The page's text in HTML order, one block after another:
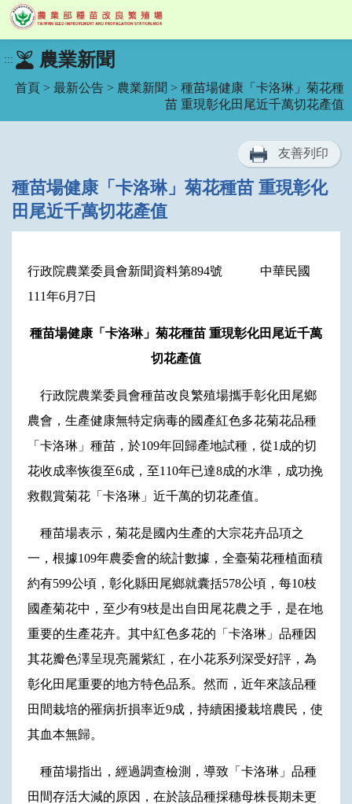
到
::: 農業新聞
首頁 > 最新公告 > 農業新聞 > 種苗場健康「卡洛琳」菊花種
苗 重現彰化田尾近千萬切花產值
友善列印
種苗場健康「卡洛琳」菊花種苗 重現彰化
田尾近千萬切花產值
行政院農業委員會新聞資料第894號 中華民國
111年6月7日
種苗場健康「卡洛琳」菊花種苗 重現彰化田尾近千萬
切花產值
行政院農業委員會種苗改良繁殖場攜手彰化田尾鄉
農會，生產健康無特定病毒的國產紅色多花菊花品種
「卡洛琳」種苗，於109年回歸產地試種，從1成的切
花收成率恢復至6成，至110年已達8成的水準，成功挽
救觀賞菊花「卡洛琳」近千萬的切花產值。
種苗場表示，菊花是國內生產的大宗花卉品項之
一，根據109年農委會的統計數據，全臺菊花種植面積
約有599公頃，彰化縣田尾鄉就囊括578公頃，每10枝
國產菊花中，至少有9枝是出自田尾花農之手，是在地
重要的生產花卉。其中紅色多花的「卡洛琳」品種因
其花瓣色澤呈現亮麗紫紅，在小花系列深受好評，為
彰化田尾重要的地方特色品系。然而，近年來該品種
田間栽培的罹病折損率近9成，持續困擾栽培農民，使
其血本無歸。
種苗場指出，經過調查檢測，導致「卡洛琳」品種
田間存活大減的原因，在於該品種採穗母株長期未更